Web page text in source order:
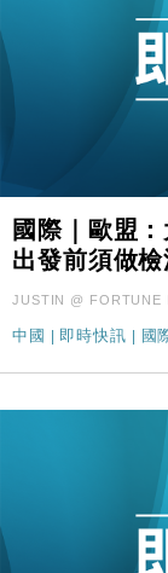
國際｜歐盟
出發前須做檢
JUSTIN @ FORTUNE
中國 即時快訊 國